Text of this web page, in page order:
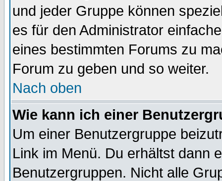
und jeder Gruppe können
es für den Administrator
eines bestimmten Forums zu
Forum zu geben und so weiter.
Nach oben
Wie kann ich einer
Um einer Benutzergruppe
Link im Menü. Du erhältst dann
Benutzergruppen. Nicht alle